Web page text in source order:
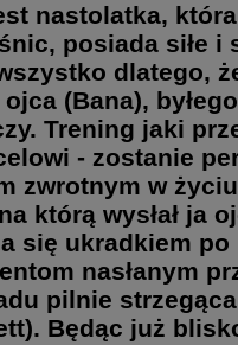
nastolatka,
posiada siłe i
dlatego,
(Bana),
Trening jaki
- zostanie
zwrotnym w
którą wysłał ja
się ukradkiem po
nasłanym
pilnie
Będąc już